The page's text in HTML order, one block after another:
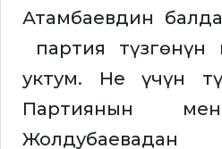
Атамбаевдин
партия түзгөнүн
уктум. Не үчүн
Партиянын